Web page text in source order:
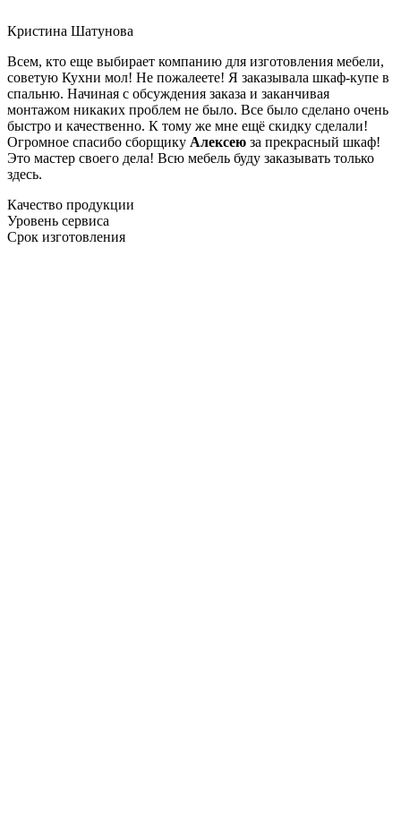
Кристина Шатунова
Всем, кто еще выбирает компанию для изготовления мебели,
советую Кухни мол! Не пожалеете! Я заказывала шкаф-купе в
спальню. Начиная с обсуждения заказа и заканчивая
монтажом никаких проблем не было. Все было сделано очень
быстро и качественно. К тому же мне ещё скидку сделали!
Огромное спасибо сборщику Алексею за прекрасный шкаф!
Это мастер своего дела! Всю мебель буду заказывать только
здесь.
Качество продукции
Уровень сервиса
Срок изготовления